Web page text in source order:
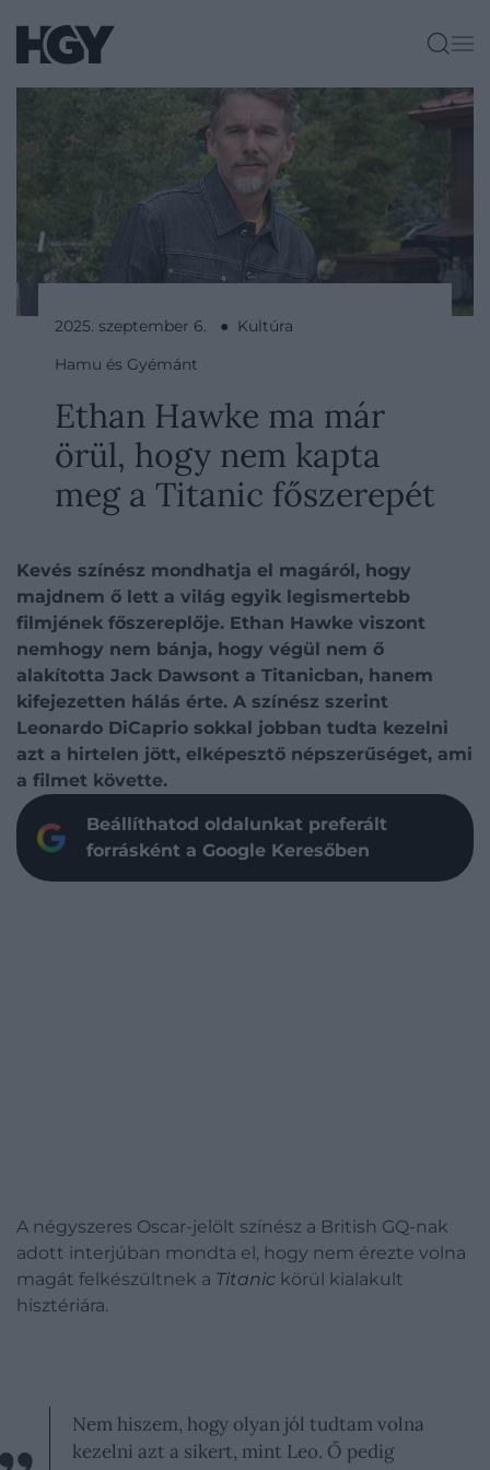
2025. szeptember 6. ● Kultúra
Hamu és Gyémánt
Ethan Hawke ma már
örül, hogy nem kapta
meg a Titanic főszerepét
Kevés színész mondhatja el magáról, hogy
majdnem ő lett a világ egyik legismertebb
filmjének főszereplője. Ethan Hawke viszont
nemhogy nem bánja, hogy végül nem ő
alakította Jack Dawsont a Titanicban, hanem
kifejezetten hálás érte. A színész szerint
Leonardo DiCaprio sokkal jobban tudta kezelni
azt a hirtelen jött, elképesztő népszerűséget, ami
a filmet követte.
Beállíthatod oldalunkat preferált
forrásként a Google Keresőben
A négyszeres Oscar-jelölt színész a British GQ-nak
adott interjúban mondta el, hogy nem érezte volna
magát felkészültnek a Titanic körül kialakult
hisztériára.
Nem hiszem, hogy olyan jól tudtam volna
kezelni azt a sikert, mint Leo. Ő pedig